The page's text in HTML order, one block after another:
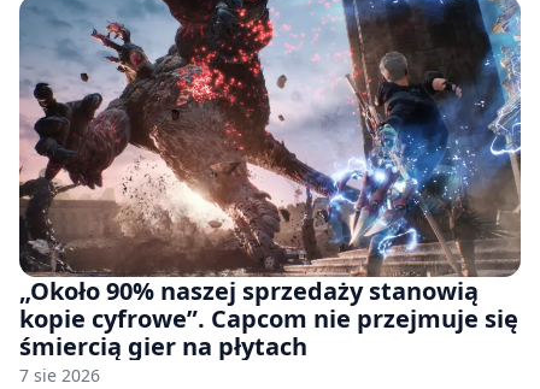
„Około 90% naszej sprzedaży stanowią
kopie cyfrowe”. Capcom nie przejmuje się
śmiercią gier na płytach
7 sie 2026